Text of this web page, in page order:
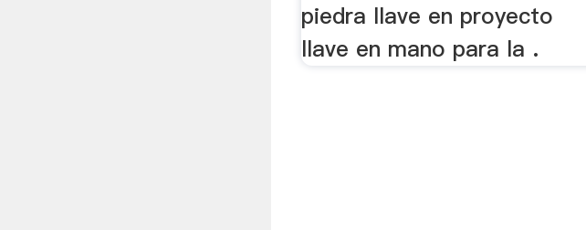
piedra llave en proyecto
llave en mano para la .